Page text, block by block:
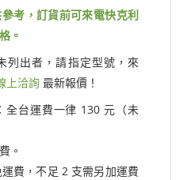
考，訂貨前可來電快克利
。
列出者，請指定型號，來
上洽詢 最新報價！
全台運費一律 130 元（未
。
費，不足 2 支需另加運費